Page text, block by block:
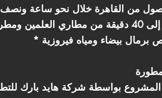
من القاهرة خلال نحو ساعة
برمال بيضاء ومياه فيروزية
بواسطة شركة هايد بارك